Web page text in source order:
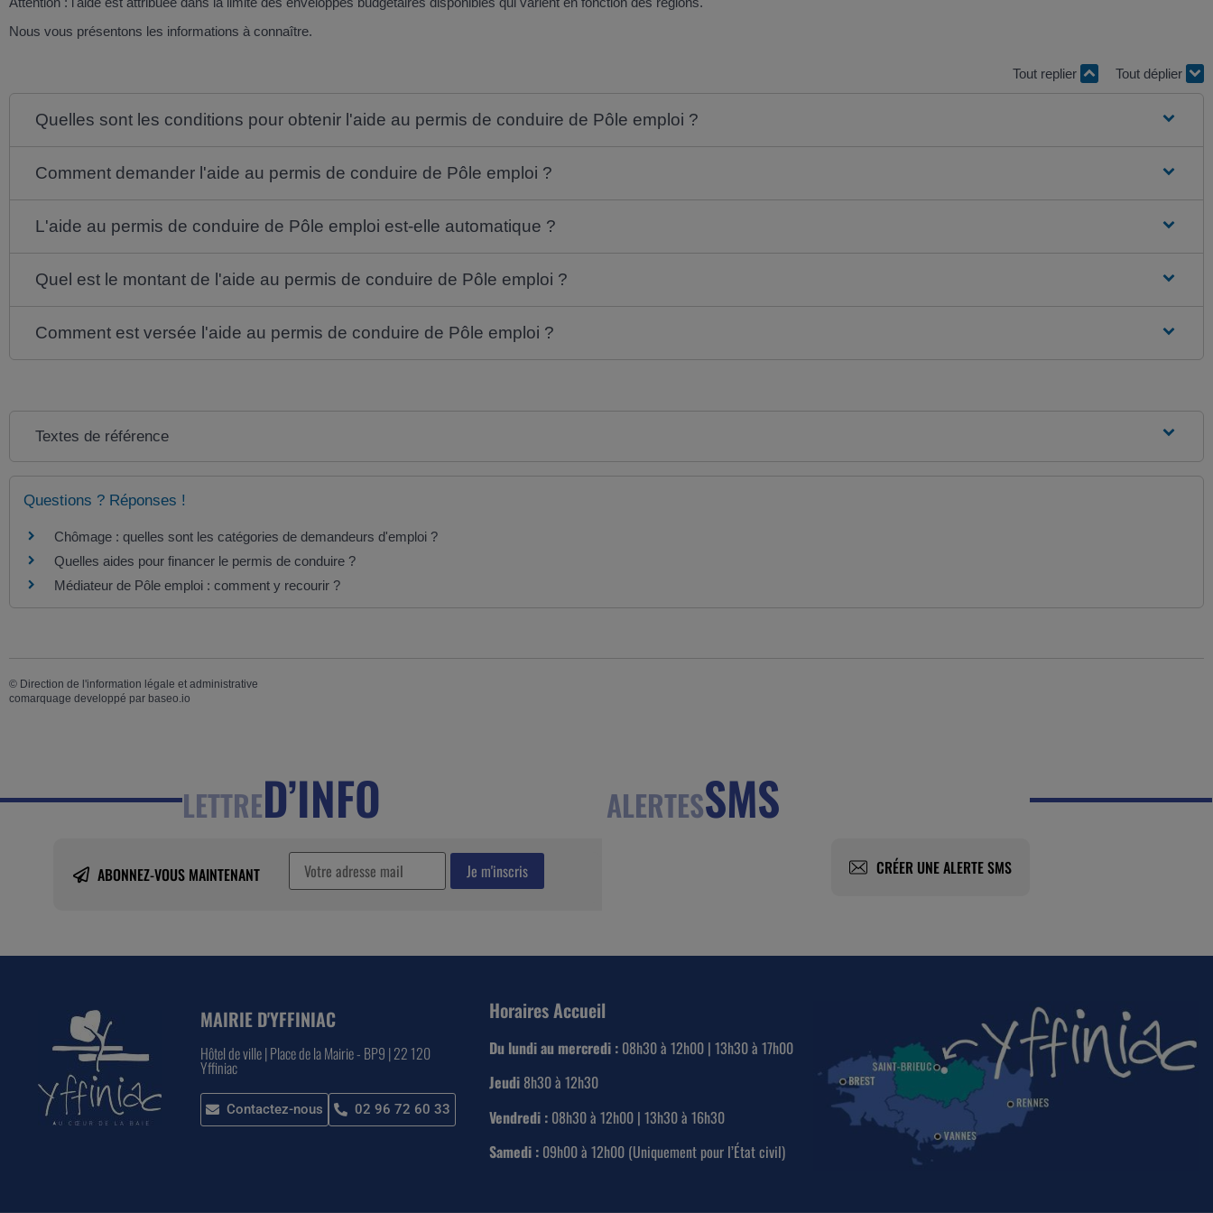
Nous vous présentons les informations à connaître.
Tout replier Tout déplier
Quelles sont les conditions pour obtenir l'aide au permis de conduire de Pôle emploi ?
Comment demander l'aide au permis de conduire de Pôle emploi ?
L'aide au permis de conduire de Pôle emploi est-elle automatique ?
Quel est le montant de l'aide au permis de conduire de Pôle emploi ?
Comment est versée l'aide au permis de conduire de Pôle emploi ?
Textes de référence
Questions ? Réponses !
Chômage : quelles sont les catégories de demandeurs d'emploi ?
Quelles aides pour financer le permis de conduire ?
Médiateur de Pôle emploi : comment y recourir ?
© Direction de l'information légale et administrative
comarquage developpé par baseo.io
LETTRED’INFO
ABONNEZ-VOUS MAINTENANT
ALERTESSMS
CRÉER UNE ALERTE SMS
MAIRIE D'YFFINIAC
Hôtel de ville | Place de la Mairie - BP9 | 22 120
Yffiniac
Contactez-nous 02 96 72 60 33
Horaires Accueil
Du lundi au mercredi :08h30 à 12h00 | 13h30 à 17h00
Jeudi8h30 à 12h30
Vendredi :08h30 à 12h00 | 13h30 à 16h30
Samedi :09h00 à 12h00 (Uniquement pour l’État civil)